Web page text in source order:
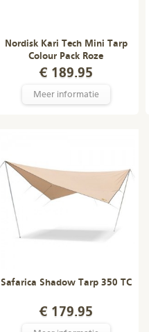
Nordisk Kari Tech Mini Tarp
Colour Pack Roze
€ 189.95
Meer informatie
Safarica Shadow Tarp 350 TC
€ 179.95